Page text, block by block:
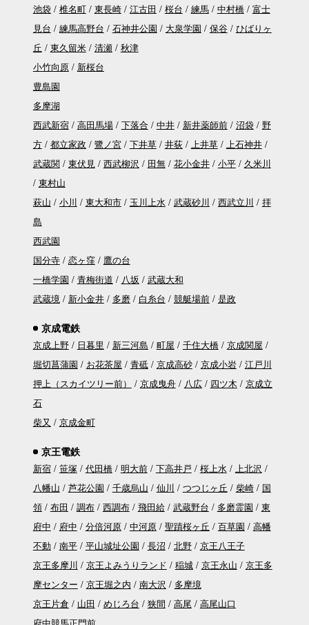
池袋 椎名町 東長崎 江古田 桜台 練馬 中村橋
富士
見台
練馬高野台 石神井公園 大泉学園 保谷
ひばりヶ
丘
東久留米 清瀬
秋津
小竹向原
新桜台
豊島園
多摩湖
西武新宿
高田馬場 下落合 中井 新井薬師前 沼袋
野
方
都立家政 鷺ノ宮 下井草 井荻 上井草
上石神井
武蔵関
東伏見 西武柳沢 田無 花小金井 小平
久米川
東村山
萩山
小川 東大和市 玉川上水 武蔵砂川 西武立川
拝
島
西武園
国分寺
恋ヶ窪
鷹の台
一橋学園
青梅街道 八坂
武蔵大和
武蔵境
新小金井 多磨 白糸台 競艇場前 是政
京成電鉄
京成上野 日暮里 新三河島 町屋 千住大橋
京成関屋
堀切菖蒲園
お花茶屋 青砥 京成高砂 京成小岩
江戸川
押上（スカイツリー前）
京成曳舟 八広 四ツ木
京成立
石
柴又
京成金町
京王電鉄
新宿 笹塚 代田橋 明大前 下高井戸 桜上水
上北沢
八幡山
芦花公園 千歳烏山 仙川 つつじヶ丘 柴崎
国
領
布田 調布 西調布 飛田給 武蔵野台 多磨霊園
東
府中
府中 分倍河原 中河原 聖蹟桜ヶ丘 百草園
高幡
不動
南平 平山城址公園 長沼 北野
京王八王子
京王多摩川
京王よみうりランド 稲城 京王永山
京王多
摩センター
京王堀之内 南大沢
多摩境
京王片倉
山田 めじろ台 狭間 高尾
高尾山口